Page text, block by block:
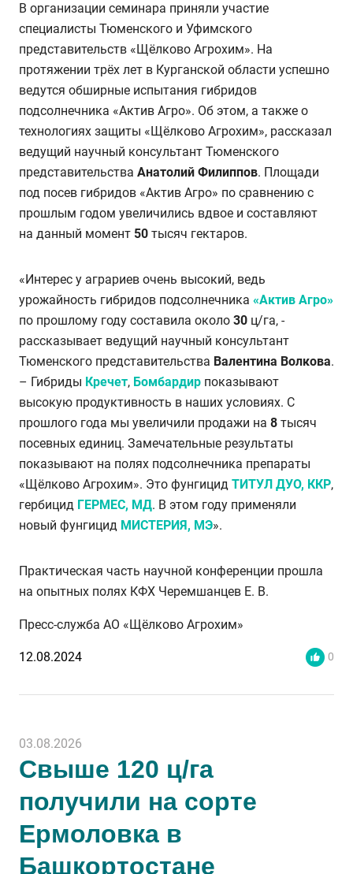
В организации семинара приняли участие
специалисты Тюменского и Уфимского
представительств «Щёлково Агрохим». На
протяжении трёх лет в Курганской области успешно
ведутся обширные испытания гибридов
подсолнечника «Актив Агро». Об этом, а также о
технологиях защиты «Щёлково Агрохим», рассказал
ведущий научный консультант Тюменского
представительства Анатолий Филиппов. Площади
под посев гибридов «Актив Агро» по сравнению с
прошлым годом увеличились вдвое и составляют
на данный момент 50 тысяч гектаров.
«Интерес у аграриев очень высокий, ведь
урожайность гибридов подсолнечника «Актив Агро»
по прошлому году составила около 30 ц/га, -
рассказывает ведущий научный консультант
Тюменского представительства Валентина Волкова.
– Гибриды Кречет, Бомбардир показывают
высокую продуктивность в наших условиях. С
прошлого года мы увеличили продажи на 8 тысяч
посевных единиц. Замечательные результаты
показывают на полях подсолнечника препараты
«Щёлково Агрохим». Это фунгицид ТИТУЛ ДУО, ККР,
гербицид ГЕРМЕС, МД. В этом году применяли
новый фунгицид МИСТЕРИЯ, МЭ».
Практическая часть научной конференции прошла
на опытных полях КФХ Черемшанцев Е. В.
Пресс-служба АО «Щёлково Агрохим»
12.08.2024 0
03.08.2026
Свыше 120 ц/га
получили на сорте
Ермоловка в
Башкортостане